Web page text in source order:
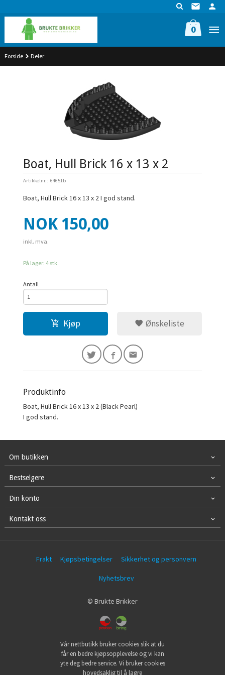
til
innholdet
0
Forside Deler
Boat, Hull Brick 16 x 13 x 2
Artikkelnr.: 64651b
Boat, Hull Brick 16 x 13 x 2 I god stand.
Pris
NOK 150,00
inkl. mva.
På lager: 4 stk.
Antall
Kjøp Ønskeliste
Produktinfo
Boat, Hull Brick 16 x 13 x 2 (Black Pearl)
I god stand.
Om butikken
Bestselgere
Din konto
Kontakt oss
Frakt Kjøpsbetingelser Sikkerhet og personvern
Nyhetsbrev
© Brukte Brikker
Vår nettbutikk bruker cookies slik at du
får en bedre kjøpsopplevelse og vi kan
yte deg bedre service. Vi bruker cookies
hovedsaklig til å lagre